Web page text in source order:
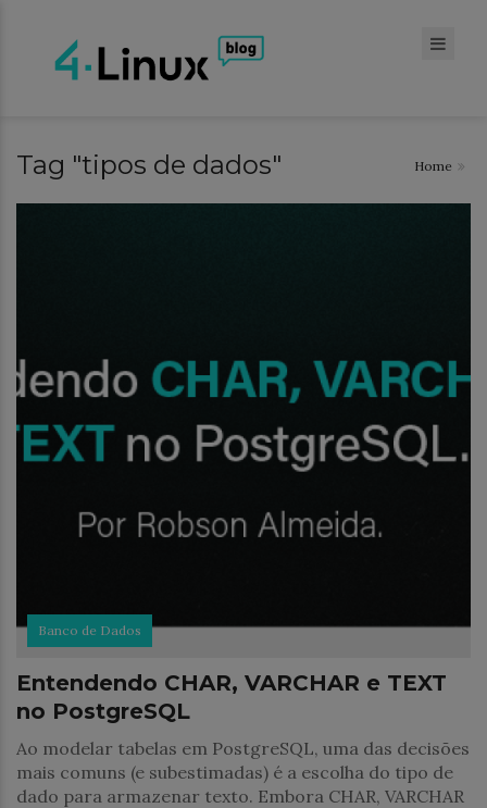
Tag "tipos de dados" Home
Banco de Dados
Entendendo CHAR, VARCHAR e TEXT
no PostgreSQL
Ao modelar tabelas em PostgreSQL, uma das decisões
mais comuns (e subestimadas) é a escolha do tipo de
dado para armazenar texto. Embora CHAR, VARCHAR